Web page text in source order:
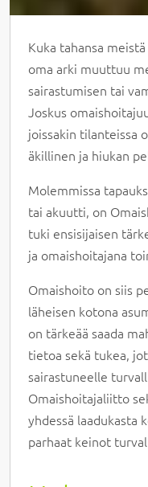
Kuka tahansa
oma arki muuttuu
sairastumisen tai
Joskus
joissakin tilanteissa
äkillinen ja hiukan
Molemmissa
tai akuutti, on
tuki ensisijaisen
ja omaishoitajana
Omaishoito on siis
läheisen kotona
on tärkeää saada
tietoa sekä tukea,
sairastuneelle
Omaishoitajaliitto
yhdessä laadukasta
parhaat keinot